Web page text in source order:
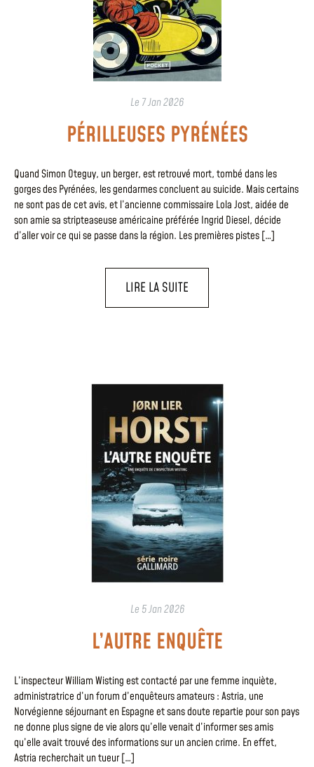
Le 7 Jan 2026
PÉRILLEUSES PYRÉNÉES
Quand Simon Oteguy, un berger, est retrouvé mort, tombé dans les
gorges des Pyrénées, les gendarmes concluent au suicide. Mais certains
ne sont pas de cet avis, et l’ancienne commissaire Lola Jost, aidée de
son amie sa stripteaseuse américaine préférée Ingrid Diesel, décide
d’aller voir ce qui se passe dans la région. Les premières pistes […]
LIRE LA SUITE
Le 5 Jan 2026
L’AUTRE ENQUÊTE
L’inspecteur William Wisting est contacté par une femme inquiète,
administratrice d’un forum d’enquêteurs amateurs : Astria, une
Norvégienne séjournant en Espagne et sans doute repartie pour son pays
ne donne plus signe de vie alors qu’elle venait d’informer ses amis
qu’elle avait trouvé des informations sur un ancien crime. En effet,
Astria recherchait un tueur […]